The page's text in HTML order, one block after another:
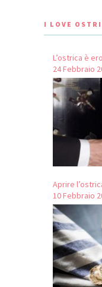
I LOVE
L’ostrica è
24 Febbraio
Aprire
10 Febbraio